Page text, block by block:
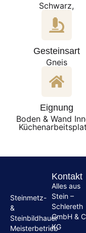
Schwarz,
Gesteinsart
Gneis
Eignung
Boden & Wand
Steinmetz-
&
Steinbildhauer
Meisterbetrieb
Kontakt
Alles aus
Stein –
Schlereth
GmbH &
KG